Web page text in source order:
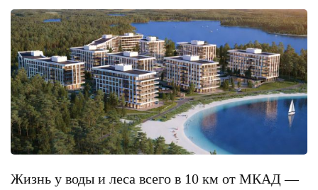
Жизнь у воды и леса всего в 10 км от МКАД —